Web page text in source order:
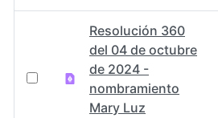
Resolución 360
del 04 de octubre
de 2024 -
nombramiento
Mary Luz